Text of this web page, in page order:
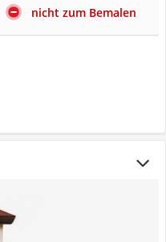
nicht zum Bemalen